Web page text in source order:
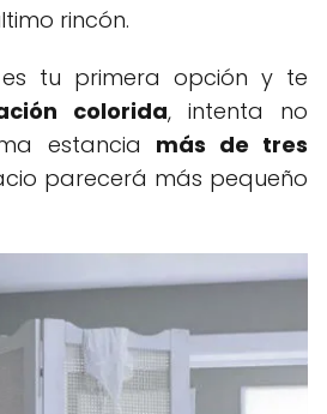
rincón.
tu primera opción y te
colorida, intenta no
estancia más de tres
parecerá más pequeño